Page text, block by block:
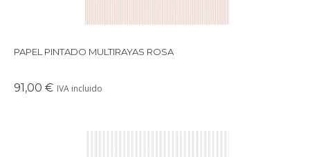
PAPEL PINTADO MULTIRAYAS ROSA
91,00 € IVA incluido